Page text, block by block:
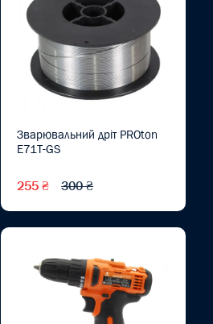
Зварювальний дріт PROton
E71T-GS
255 ₴ 300 ₴